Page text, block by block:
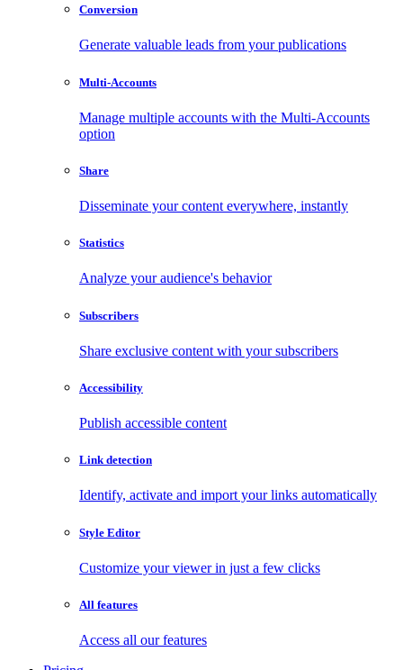
Conversion
Generate valuable leads from your publications
Multi-Accounts
Manage multiple accounts with the Multi-Accounts
option
Share
Disseminate your content everywhere, instantly
Statistics
Analyze your audience's behavior
Subscribers
Share exclusive content with your subscribers
Accessibility
Publish accessible content
Link detection
Identify, activate and import your links automatically
Style Editor
Customize your viewer in just a few clicks
All features
Access all our features